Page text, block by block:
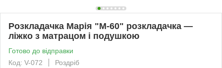
Розкладачка Марія "М-60" розкладачка —
ліжко з матрацом і подушкою
Готово до відправки
Код: V-072
Роздріб